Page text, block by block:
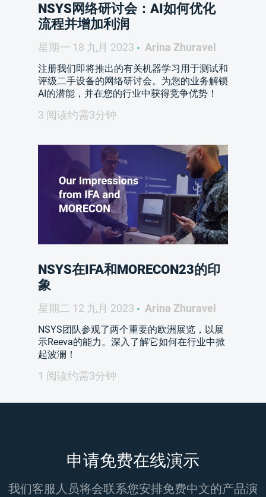
NSYS网络研讨会：AI如何优化
流程并增加利润
星期一 18 九月 2023 Arina Zhuravel
注册我们即将推出的有关机器学习用于测试和
评级二手设备的网络研讨会。为您的业务解锁
AI的潜能，并在您的行业中获得竞争优势！
3 阅读约需3分钟
NSYS在IFA和MORECON23的印
象
星期二 12 九月 2023 Arina Zhuravel
NSYS团队参观了两个重要的欧洲展览，以展
示Reeva的能力。深入了解它如何在行业中掀
起波澜！
1 阅读约需3分钟
申请免费在线演示
我们客服人员将会联系您安排免费中文的产品演